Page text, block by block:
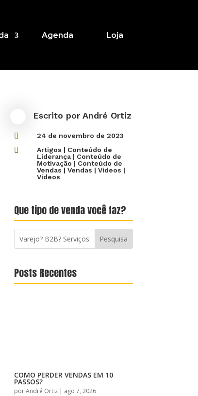
Agenda Loja
Escrito porAndré Ortiz
 24 de novembro de 2023
 Artigos | Conteúdo de
Liderança | Conteúdo de
Motivação | Conteúdo de
Vendas |Vendas |Videos |
Videos
Que tipo de venda você faz?
Posts Recentes
COMO PERDER VENDAS EM 10
PASSOS?
porAndré Ortiz| ago 7, 2026